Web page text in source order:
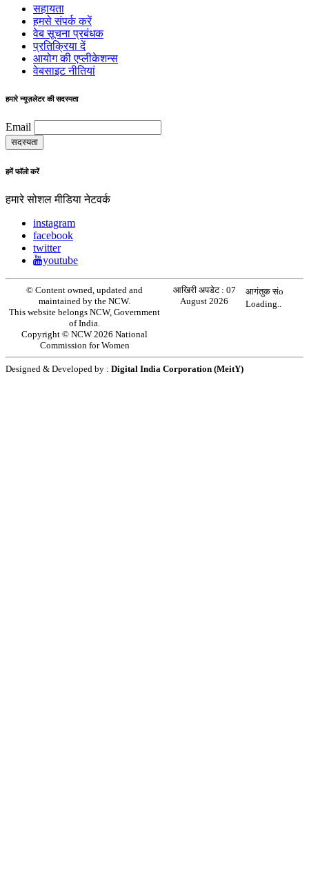
सहायता
हमसे संपर्क करें
वेब सूचना प्रबंधक
प्रतिक्रिया दें
आयोग की एप्लीकेशन्स
वेबसाइट नीतियां
हमारे न्यूज़लेटर की सदस्यता
Email
हमें फॉलो करें
हमारे सोशल मीडिया नेटवर्क
instagram
facebook
twitter
youtube
© Content owned, updated and
maintained by the NCW.
This website belongs NCW, Government
of India.
Copyright © NCW 2026 National
Commission for Women
आखिरी अपडेट : 07
August 2026
आगंतुक संo
Loading..
Designed & Developed by : Digital India Corporation (MeitY)